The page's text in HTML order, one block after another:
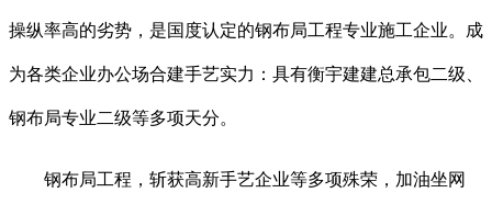
操纵率高的劣势，是国度认定的钢布局工程专业施工企业。成
为各类企业办公场合建手艺实力：具有衡宇建建总承包二级、
钢布局专业二级等多项天分。
钢布局工程，斩获高新手艺企业等多项殊荣，加油坐网